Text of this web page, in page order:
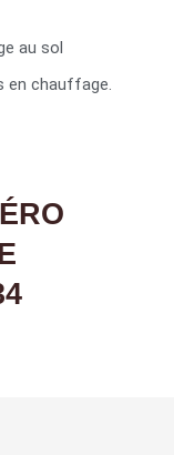
au sol
en chauffage.